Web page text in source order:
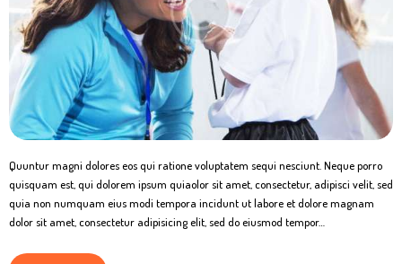
Quuntur magni dolores eos qui ratione voluptatem sequi nesciunt. Neque porro
quisquam est, qui dolorem ipsum quiaolor sit amet, consectetur, adipisci velit, sed
quia non numquam eius modi tempora incidunt ut labore et dolore magnam
dolor sit amet, consectetur adipisicing elit, sed do eiusmod tempor…